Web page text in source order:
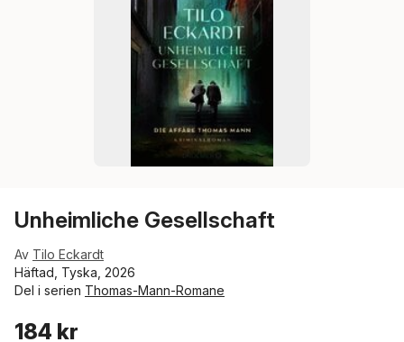
Unheimliche Gesellschaft
Av Tilo Eckardt
Häftad, Tyska, 2026
Del i serien Thomas-Mann-Romane
184 kr